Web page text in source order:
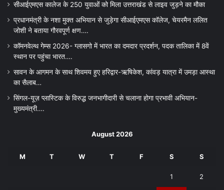
सीआईएमएस कालेज के 250 युवाओं को मिला उत्तराखंड से लाइव जुड़ने का मौका
प्रधानमंत्री के नशा मुक्त अभियान से जुड़ेगा सीआईएमएस कॉलेज, चेयरमैन ललित
जोशी ने बताया गौरवपूर्ण क्षण….
कॉमनवेल्थ गेम्स 2026- ग्लासगो में भारत का दमदार प्रदर्शन, पदक तालिका में 8वें
स्थान पर पहुंचा भारत….
सावन के आगमन के साथ शिवमय हुए हरिद्वार-ऋषिकेश, कांवड़ यात्रा में उमड़ा आस्था
का सैलाब…
सिंगल-यूज़ प्लास्टिक के विरुद्ध जनभागीदारी से चलाना होगा प्रभावी अभियान-
मुख्यमंत्री….
August 2026
M T W T F S S
1 2